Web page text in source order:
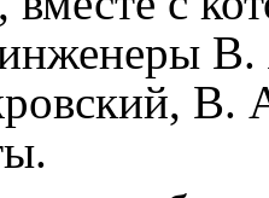
В.
В.